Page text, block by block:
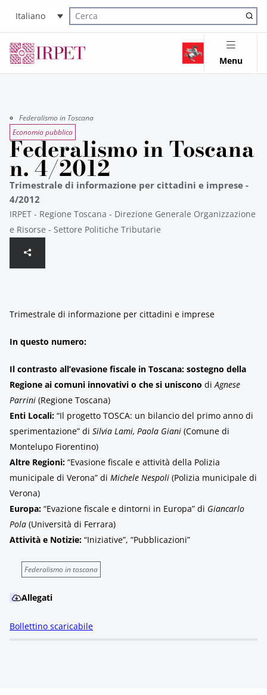
Italiano
Cerca nel sito
Menu
Federalismo in Toscana
Economia pubblica
Federalismo in Toscana
n. 4/2012
Trimestrale di informazione per cittadini e imprese -
4/2012
IRPET - Regione Toscana - Direzione Generale Organizzazione
e Risorse - Settore Politiche Tributarie
Trimestrale di informazione per cittadini e imprese
In questo numero:
Il contrasto all’evasione fiscale in Toscana: sostegno della
Regione ai comuni innovativi o che si uniscono di Agnese
Parrini (Regione Toscana)
Enti Locali: “Il progetto TOSCA: un bilancio del primo anno di
sperimentazione” di Silvia Lami, Paola Giani (Comune di
Montelupo Fiorentino)
Altre Regioni: “Evasione fiscale e attività della Polizia
municipale di Verona” di Michele Nespoli (Polizia municipale di
Verona)
Europa: “Evazione fiscale e dintorni in Europa” di Giancarlo
Pola (Università di Ferrara)
Attività e Notizie: “Iniziative”, “Pubblicazioni”
Federalismo in toscana
Allegati
Bollettino scaricabile